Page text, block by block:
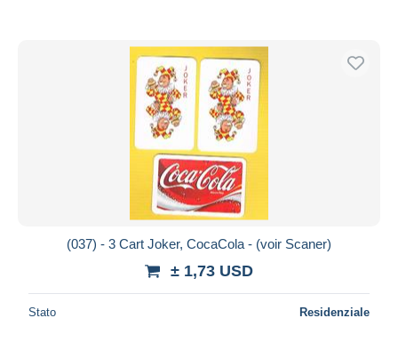
(037) - 3 Cart Joker, CocaCola - (voir Scaner)
± 1,73 USD
Stato Residenziale